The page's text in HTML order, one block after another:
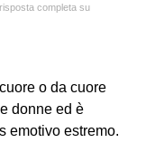
completa su
o da cuore
donne ed è
emotivo estremo.